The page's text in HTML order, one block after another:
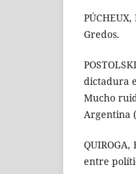
Gredos.
dictadura
Mucho
Argentina
entre